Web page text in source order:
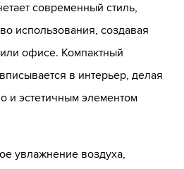
современный стиль,
использования, создавая
офисе. Компактный
в интерьер, делая
и эстетичным элементом
увлажнение воздуха,